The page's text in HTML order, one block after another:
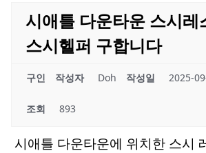
시애틀 다운타운 스시레
스시헬퍼 구합니다
구인 작성자 Doh 작성일 2025-
조회 893
시애틀 다운타운에 위치한 스시